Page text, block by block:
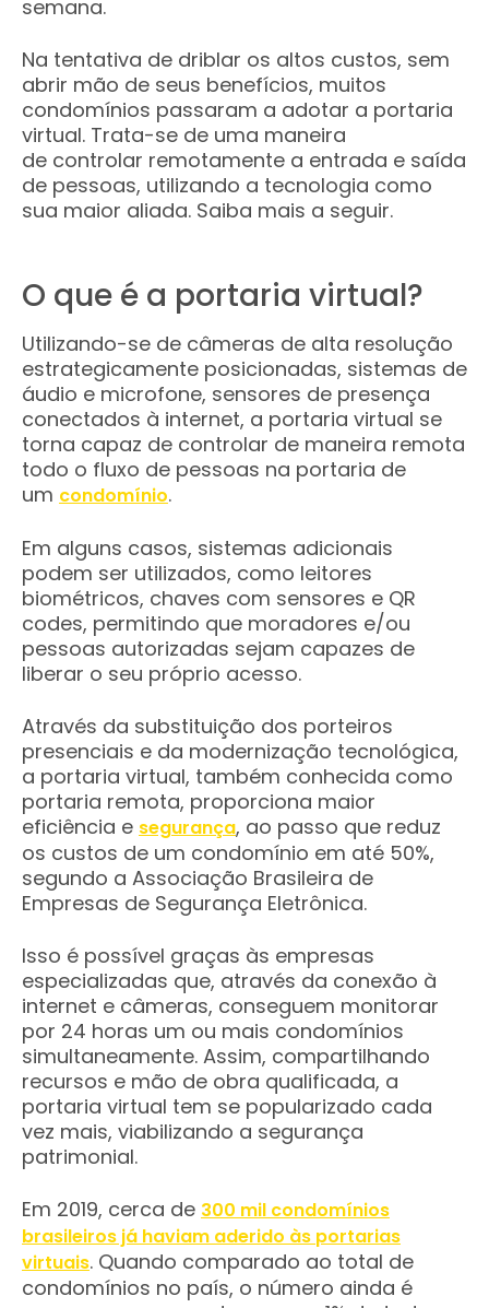
semana.
Na tentativa de driblar os altos custos, sem
abrir mão de seus benefícios, muitos
condomínios passaram a adotar a portaria
virtual. Trata-se de uma maneira
de controlar remotamente a entrada e saída
de pessoas, utilizando a tecnologia como
sua maior aliada. Saiba mais a seguir.
O que é a portaria virtual?
Utilizando-se de câmeras de alta resolução
estrategicamente posicionadas, sistemas de
áudio e microfone, sensores de presença
conectados à internet, a portaria virtual se
torna capaz de controlar de maneira remota
todo o fluxo de pessoas na portaria de
um condomínio.
Em alguns casos, sistemas adicionais
podem ser utilizados, como leitores
biométricos, chaves com sensores e QR
codes, permitindo que moradores e/ou
pessoas autorizadas sejam capazes de
liberar o seu próprio acesso.
Através da substituição dos porteiros
presenciais e da modernização tecnológica,
a portaria virtual, também conhecida como
portaria remota, proporciona maior
eficiência e segurança, ao passo que reduz
os custos de um condomínio em até 50%,
segundo a Associação Brasileira de
Empresas de Segurança Eletrônica.
Isso é possível graças às empresas
especializadas que, através da conexão à
internet e câmeras, conseguem monitorar
por 24 horas um ou mais condomínios
simultaneamente. Assim, compartilhando
recursos e mão de obra qualificada, a
portaria virtual tem se popularizado cada
vez mais, viabilizando a segurança
patrimonial.
Em 2019, cerca de 300 mil condomínios
brasileiros já haviam aderido às portarias
virtuais. Quando comparado ao total de
condomínios no país, o número ainda é